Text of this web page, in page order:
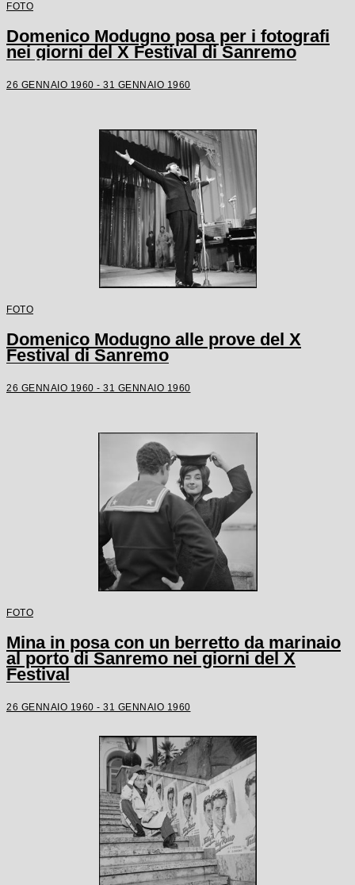
FOTO
Domenico Modugno posa per i fotografi
nei giorni del X Festival di Sanremo
26 GENNAIO 1960 - 31 GENNAIO 1960
FOTO
Domenico Modugno alle prove del X
Festival di Sanremo
26 GENNAIO 1960 - 31 GENNAIO 1960
FOTO
Mina in posa con un berretto da marinaio
al porto di Sanremo nei giorni del X
Festival
26 GENNAIO 1960 - 31 GENNAIO 1960